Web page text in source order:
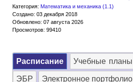
Категория: Математика и механика (1.1)
Создано: 03 декабря 2018
Обновлено: 07 августа 2026
Просмотров: 99410
Расписание Учебные планы
ЭБР Электронное портфолио